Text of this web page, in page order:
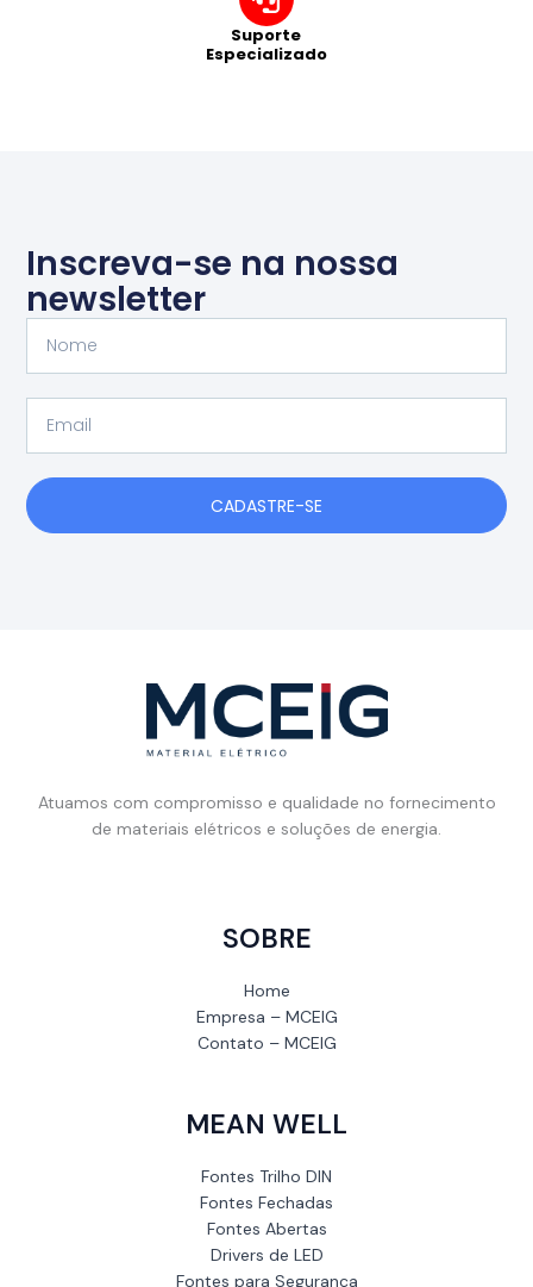
Suporte
Especializado
Inscreva-se na nossa
newsletter
CADASTRE-SE
Atuamos com compromisso e qualidade no fornecimento
de materiais elétricos e soluções de energia.
SOBRE
Home
Empresa – MCEIG
Contato – MCEIG
MEAN WELL
Fontes Trilho DIN
Fontes Fechadas
Fontes Abertas
Drivers de LED
Fontes para Segurança